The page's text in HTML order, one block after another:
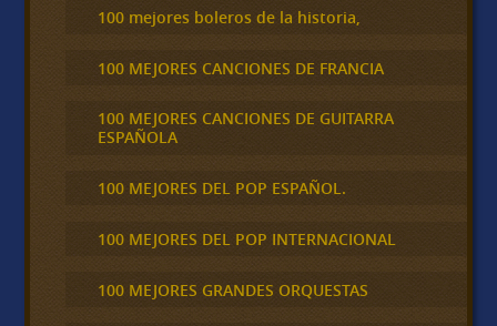
100 mejores boleros de la historia,
100 MEJORES CANCIONES DE FRANCIA
100 MEJORES CANCIONES DE GUITARRA
ESPAÑOLA
100 MEJORES DEL POP ESPAÑOL.
100 MEJORES DEL POP INTERNACIONAL
100 MEJORES GRANDES ORQUESTAS